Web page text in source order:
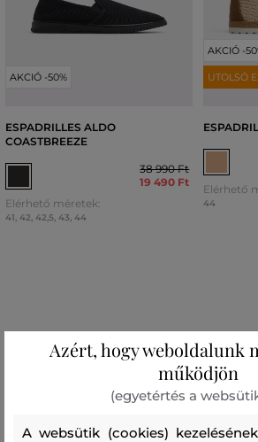
AKCIÓ -50%
ESPADRILLES ALDO
COASTBREEZE
38 990 Ft
19 490 Ft
Elérhető méretek:
41, 42, 42,5, 43, 44
AKCIÓ -
UTOLSÓ
Elérhető
44
Azért, hogy weboldalunk
működjön
(egyetértés a
A websütik (cookies)